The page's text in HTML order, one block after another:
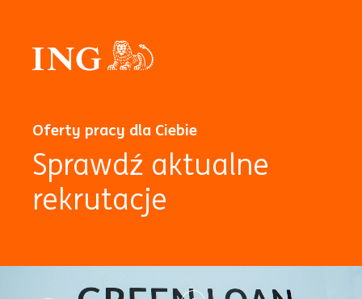
Oferty pracy dla Ciebie
Sprawdź aktualne
rekrutacje